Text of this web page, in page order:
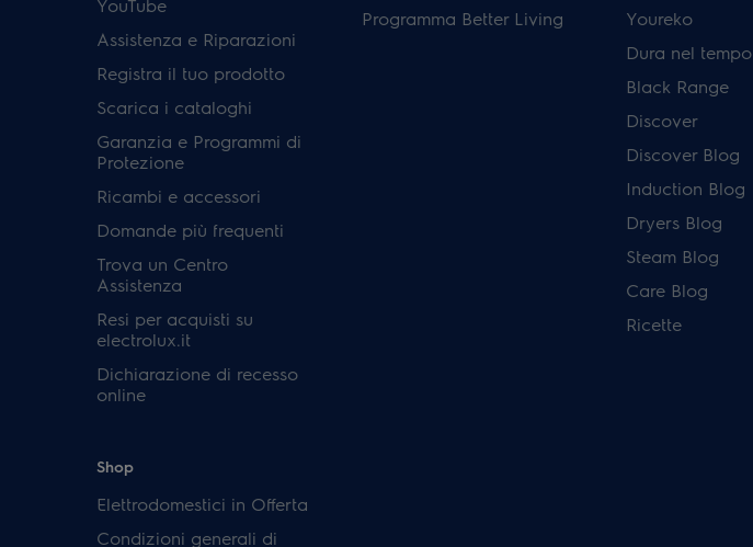
YouTube
Assistenza e Riparazioni
Registra il tuo prodotto
Scarica i cataloghi
Garanzia e Programmi di
Protezione
Ricambi e accessori
Domande più frequenti
Trova un Centro
Assistenza
Resi per acquisti su
electrolux.it
Dichiarazione di recesso
online
Programma Better Living
Youreko
Dura nel tempo
Black Range
Discover
Discover Blog
Induction Blog
Dryers Blog
Steam Blog
Care Blog
Ricette
Shop
Elettrodomestici in Offerta
Condizioni generali di